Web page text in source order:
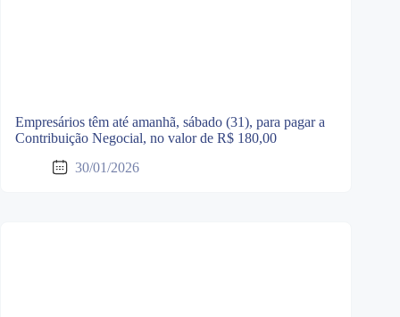
Empresários têm até amanhã, sábado (31), para pagar a
Contribuição Negocial, no valor de R$ 180,00
30/01/2026